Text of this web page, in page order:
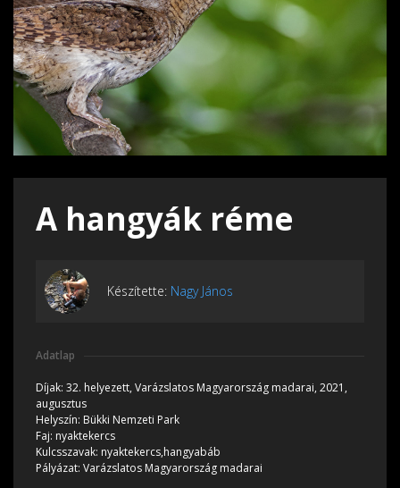
A hangyák réme
Készítette: Nagy János
Adatlap
Díjak: 32. helyezett, Varázslatos Magyarország madarai, 2021,
augusztus
Helyszín: Bükki Nemzeti Park
Faj: nyaktekercs
Kulcsszavak: nyaktekercs,hangyabáb
Pályázat: Varázslatos Magyarország madarai